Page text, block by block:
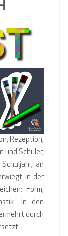
Rezeption,
und Schüler,
an
in der
Form,
In den
durch